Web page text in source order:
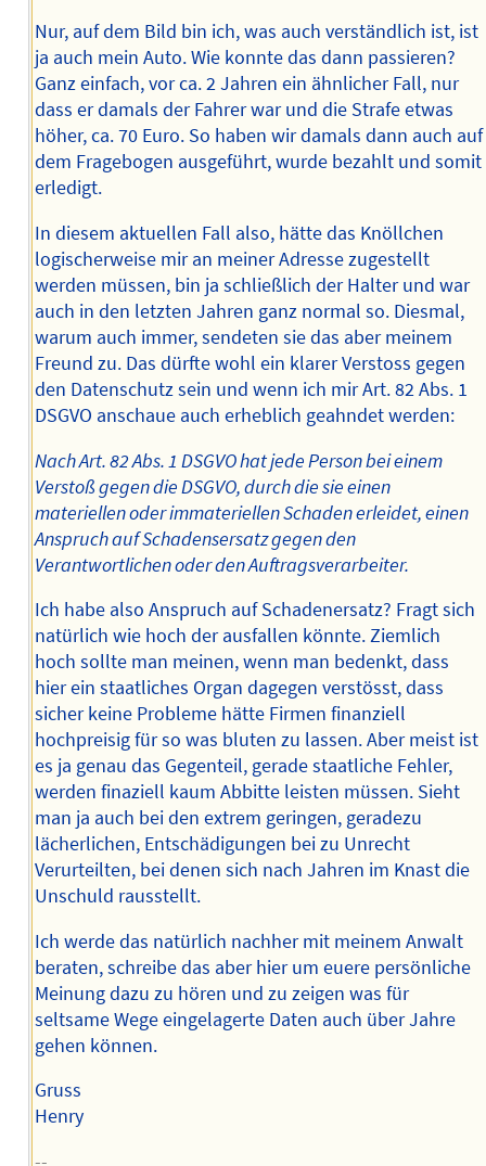
Nur, auf dem Bild bin ich, was auch verständlich ist, ist
ja auch mein Auto. Wie konnte das dann passieren?
Ganz einfach, vor ca. 2 Jahren ein ähnlicher Fall, nur
dass er damals der Fahrer war und die Strafe etwas
höher, ca. 70 Euro. So haben wir damals dann auch auf
dem Fragebogen ausgeführt, wurde bezahlt und somit
erledigt.
In diesem aktuellen Fall also, hätte das Knöllchen
logischerweise mir an meiner Adresse zugestellt
werden müssen, bin ja schließlich der Halter und war
auch in den letzten Jahren ganz normal so. Diesmal,
warum auch immer, sendeten sie das aber meinem
Freund zu. Das dürfte wohl ein klarer Verstoss gegen
den Datenschutz sein und wenn ich mir Art. 82 Abs. 1
DSGVO anschaue auch erheblich geahndet werden:
Nach Art. 82 Abs. 1 DSGVO hat jede Person bei einem
Verstoß gegen die DSGVO, durch die sie einen
materiellen oder immateriellen Schaden erleidet, einen
Anspruch auf Schadensersatz gegen den
Verantwortlichen oder den Auftragsverarbeiter.
Ich habe also Anspruch auf Schadenersatz? Fragt sich
natürlich wie hoch der ausfallen könnte. Ziemlich
hoch sollte man meinen, wenn man bedenkt, dass
hier ein staatliches Organ dagegen verstösst, dass
sicher keine Probleme hätte Firmen finanziell
hochpreisig für so was bluten zu lassen. Aber meist ist
es ja genau das Gegenteil, gerade staatliche Fehler,
werden finaziell kaum Abbitte leisten müssen. Sieht
man ja auch bei den extrem geringen, geradezu
lächerlichen, Entschädigungen bei zu Unrecht
Verurteilten, bei denen sich nach Jahren im Knast die
Unschuld rausstellt.
Ich werde das natürlich nachher mit meinem Anwalt
beraten, schreibe das aber hier um euere persönliche
Meinung dazu zu hören und zu zeigen was für
seltsame Wege eingelagerte Daten auch über Jahre
gehen können.
Gruss
Henry